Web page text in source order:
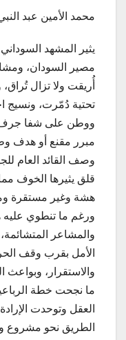
محمد الأمين عبد
يثير المشهد
مصير السودان،
أُريقت ولا تزال
تحتية دُمّرت،
ووطن على شفا جرف
مبرر مقنع أو هدف
وصف القائد العام
قلق يثيرها الخوف
هشة وغير مستقرة
ورغم ما تنطوي عليه
والمشاعر
الأمل بقرب وقف
والاستقرار، وبواعث
ما نجحت خطة
العقل وتوحدت
الطريق نحو مشروع